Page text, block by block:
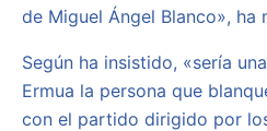
de Miguel Ángel Blanco», ha
Según ha insistido, «sería
Ermua la persona que
con el partido dirigido por